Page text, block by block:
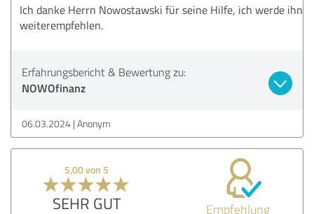
Ich danke Herrn Nowostawski für seine Hilfe, ich werde ihn
weiterempfehlen.
Erfahrungsbericht & Bewertung zu:
NOWOfinanz
06.03.2024 Anonym
5,00 von 5
SEHR GUT Empfehlung